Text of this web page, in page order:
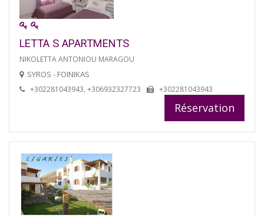
LETTA S APARTMENTS
NIKOLETTA ANTONIOU MARAGOU
SYROS - FOINIKAS
+302281043943, +306932327723 +302281043943
Réservation